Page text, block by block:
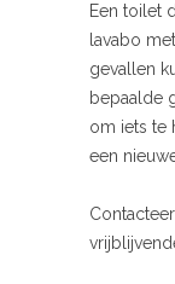
Een toilet
lavabo
gevallen
bepaalde
om iets te
een